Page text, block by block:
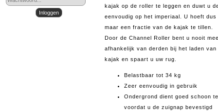
kajak op de roller te leggen en duwt u
eenvoudig op het imperiaal. U hoeft dus
maar een fractie van de kajak te tillen.
Door de Channel Roller bent u nooit
afhankelijk van derden bij het laden van
kajak en spaart u uw rug.
Belastbaar tot 34 kg
Zeer eenvoudig in gebruik
Ondergrond dient goed schoon
voordat u de zuignap bevestigd